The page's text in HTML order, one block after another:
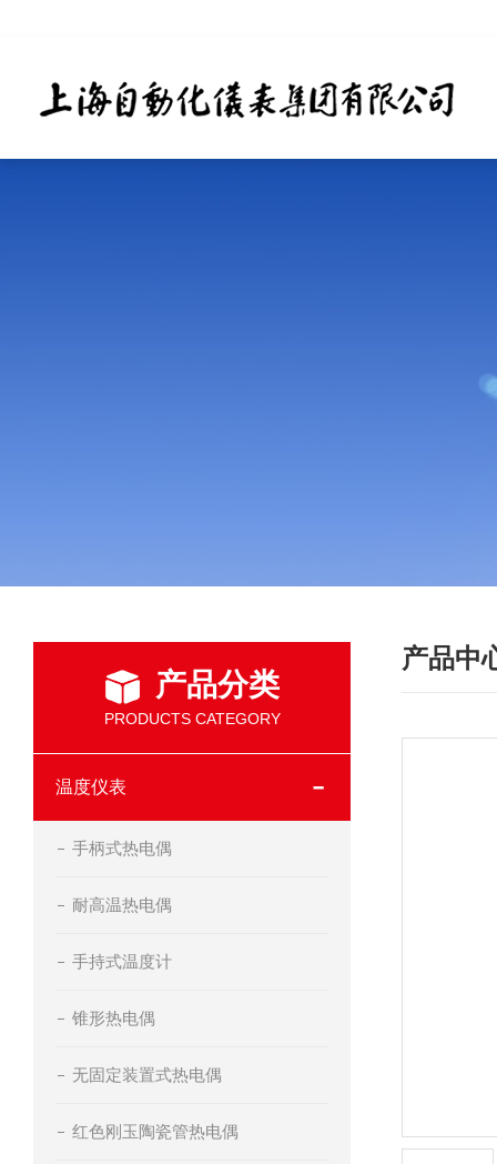
产品分类
PRODUCTS CATEGORY
温度仪表
手柄式热电偶
耐高温热电偶
手持式温度计
锥形热电偶
无固定装置式热电偶
红色刚玉陶瓷管热电偶
产品中